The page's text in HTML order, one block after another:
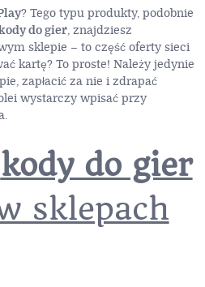
? Tego typu produkty, podobnie
do gier, znajdziesz
sklepie – to część oferty sieci
kartę? To proste! Należy jedynie
zapłacić za nie i zdrapać
wystarczy wpisać przy
kody do gier
sklepach